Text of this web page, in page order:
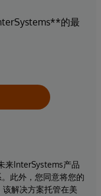
的最
来InterSystems产品
此外，您同意将您的
解决方案托管在美